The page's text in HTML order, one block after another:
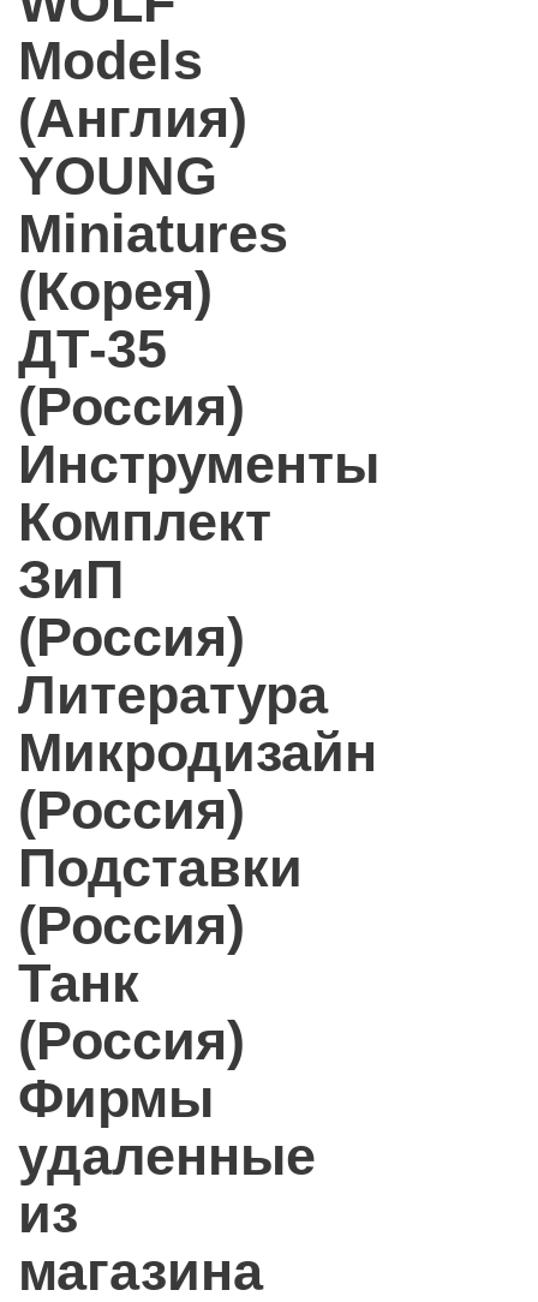
Models
(Англия)
YOUNG
Miniatures
(Корея)
ДТ-35
(Россия)
Инструменты
Комплект
ЗиП
(Россия)
Литература
Микродизайн
(Россия)
Подставки
(Россия)
Танк
(Россия)
Фирмы
удаленные
из
магазина